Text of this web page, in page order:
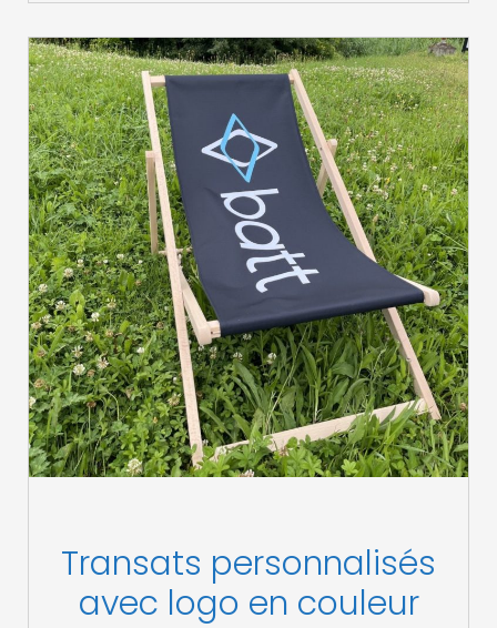
Transats personnalisés
avec logo en couleur